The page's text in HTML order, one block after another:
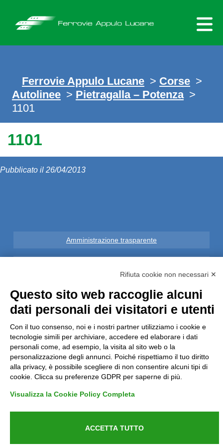
content
Ferrovie Appulo Lucane > Corse >
Autolinee > Pietragalla – Potenza >
1101
1101
Pubblicato il 26/04/2013
Amministrazione trasparente
Privacy
Informative GDPR (679/2016)
Reclami
Rimborsi ed Indennizzi
Rifiuta cookie non necessari ✕
Questo sito web raccoglie alcuni
dati personali dei visitatori e utenti
Con il tuo consenso, noi e i nostri partner utilizziamo i cookie e
tecnologie simili per archiviare, accedere ed elaborare i dati
personali come, ad esempio, la visita al sito web o la
personalizzazione degli annunci. Poiché rispettiamo il tuo diritto
alla privacy, è possibile scegliere di non consentire alcuni tipi di
cookie. Clicca su preferenze GDPR per saperne di più.
Visualizza la Cookie Policy Completa
ACCETTA TUTTO